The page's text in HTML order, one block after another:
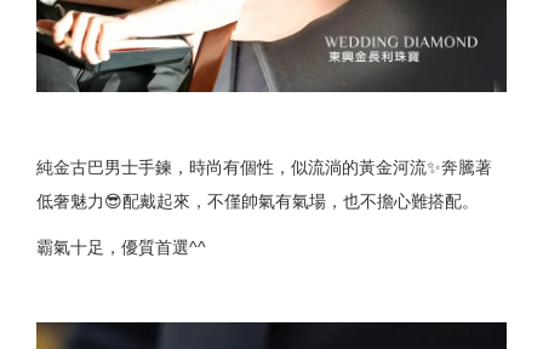
純金古巴男士手鍊，時尚有個性，似流淌的黃金河流✨奔騰著
低奢魅力😎配戴起來，不僅帥氣有氣場，也不擔心難搭配。
霸氣十足，優質首選^^